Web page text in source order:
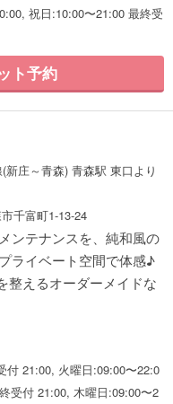
祝日:10:00〜21:00 最終受
ト予約
新庄～青森) 青森駅 東口より
千富町1-13-24
ンテナンスを、純和風の
ライベート空間で体感♪
整えるオーダーメイドな
付 21:00, 火曜日:09:00〜22:0
受付 21:00, 木曜日:09:00〜2